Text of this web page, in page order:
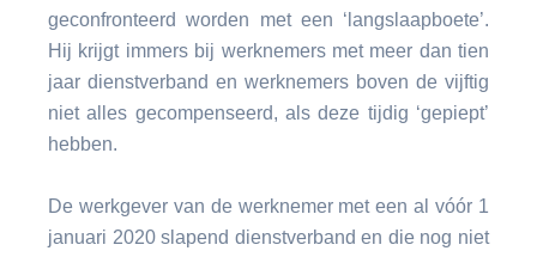
geconfronteerd worden met een ‘langslaapboete’.
Hij krijgt immers bij werknemers met meer dan tien
jaar dienstverband en werknemers boven de vijftig
niet alles gecompenseerd, als deze tijdig ‘gepiept’
hebben.
De werkgever van de werknemer met een al vóór 1
januari 2020 slapend dienstverband en die nog niet